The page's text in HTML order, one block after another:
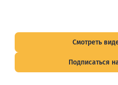
Смотреть
Подписаться